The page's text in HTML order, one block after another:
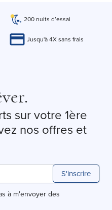
200 nuits d’essai
Jusqu'à 4X sans frais
sur votre 1ère
nos offres et
S'inscrire
à m'envoyer des